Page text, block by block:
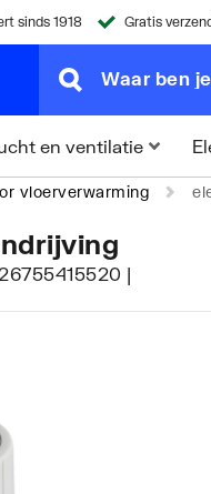
sinds 1918 Gratis
en ventilatie
vloerverwarming
|